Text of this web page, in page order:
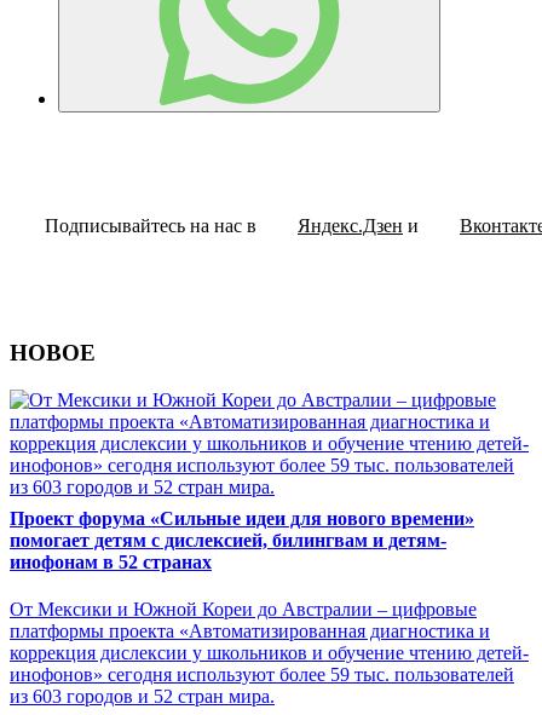
Подписывайтесь на нас в Яндекс.Дзен и
НОВОЕ
Проект форума «Сильные идеи для нового времени»
помогает детям с дислексией, билингвам и детям-
инофонам в 52 странах
От Мексики и Южной Кореи до Австралии – цифровые
платформы проекта «Автоматизированная диагностика и
коррекция дислексии у школьников и обучение чтению детей-
инофонов» сегодня используют более 59 тыс. пользователей
из 603 городов и 52 стран мира.